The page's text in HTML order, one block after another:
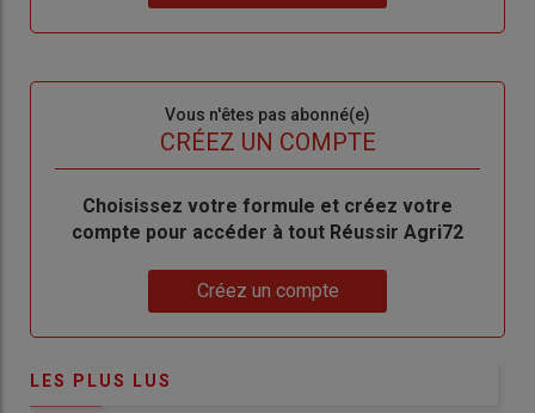
de
me
Vous n'êtes pas abonné(e)
CRÉEZ UN COMPTE
BodyChoisissez votre formule et créez votre
compte pour accéder à tout Réussir Agri72
Créez un compte
LES PLUS LUS